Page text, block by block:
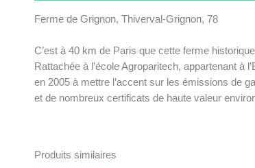
Ferme de Grignon, Thiverval-Grignon, 78
C’est à 40 km de Paris que cette ferme
Rattachée à l’école Agroparitech, appartenant à
en 2005 à mettre l’accent sur les émissions de
et de nombreux certificats de haute valeur
Produits similaires